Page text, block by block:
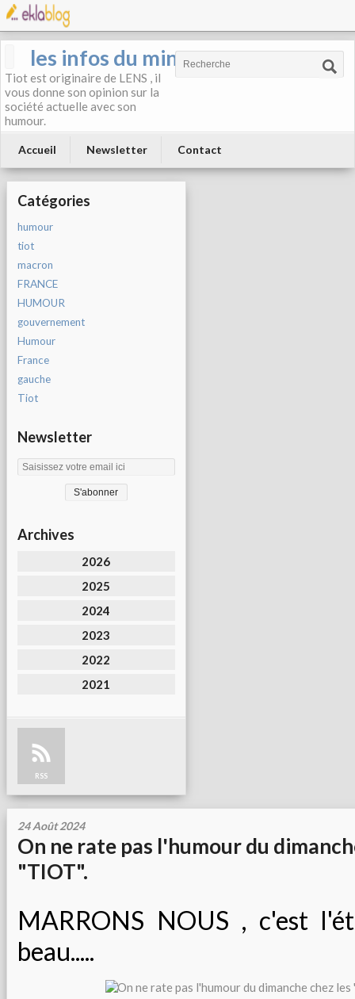
les infos du mineur
Tiot est originaire de LENS , il
vous donne son opinion sur la
société actuelle avec son
humour.
Accueil Newsletter Contact
Catégories
humour
tiot
macron
FRANCE
HUMOUR
gouvernement
Humour
France
gauche
Tiot
Newsletter
Archives
2026
2025
2024
2023
2022
2021
RSS
24 Août 2024
On ne rate pas l'humour du
"TIOT".
MARRONS NOUS , c'est
beau.....